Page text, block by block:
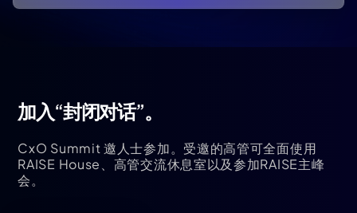
加入“封闭对话”。
CxO Summit 邀人士参加。受邀的高管可全面使用
RAISE House、高管交流休息室以及参加RAISE主峰
会。